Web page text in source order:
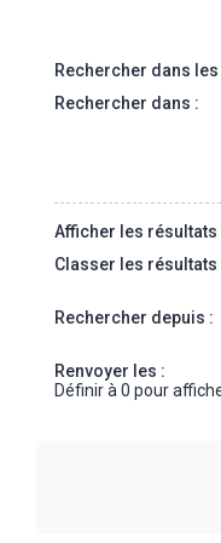
Rechercher dans
Rechercher dans :
Afficher les
Classer les résultats
Rechercher depuis :
Renvoyer les :
Définir à 0 pour